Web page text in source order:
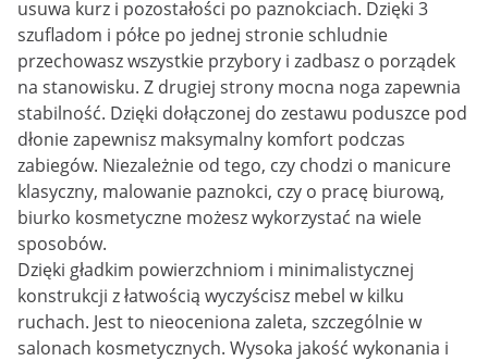
usuwa kurz i pozostałości po paznokciach. Dzięki 3
szufladom i półce po jednej stronie schludnie
przechowasz wszystkie przybory i zadbasz o porządek
na stanowisku. Z drugiej strony mocna noga zapewnia
stabilność. Dzięki dołączonej do zestawu poduszce pod
dłonie zapewnisz maksymalny komfort podczas
zabiegów. Niezależnie od tego, czy chodzi o manicure
klasyczny, malowanie paznokci, czy o pracę biurową,
biurko kosmetyczne możesz wykorzystać na wiele
sposobów.
Dzięki gładkim powierzchniom i minimalistycznej
konstrukcji z łatwością wyczyścisz mebel w kilku
ruchach. Jest to nieoceniona zaleta, szczególnie w
salonach kosmetycznych. Wysoka jakość wykonania i